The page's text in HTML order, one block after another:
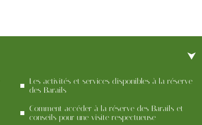
Les activités et services disponibles à la réserve
des Barails
Comment accéder à la réserve des Barails et
conseils pour une visite respectueuse